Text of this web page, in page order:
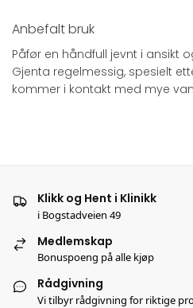
Anbefalt bruk
Påfør en håndfull jevnt i ansikt
Gjenta regelmessig, spesielt
kommer i kontakt med mye
Klikk og Hent i Klinikk
i Bogstadveien 49
Medlemskap
Bonuspoeng på alle kjøp
Rådgivning
Vi tilbyr rådgivning for riktige